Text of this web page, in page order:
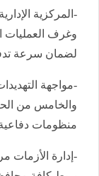
-المركزية
وغرف العمليات
لضمان سرعة
-مواجهة
والخامس من
منظومات
-إدارة الأزمات